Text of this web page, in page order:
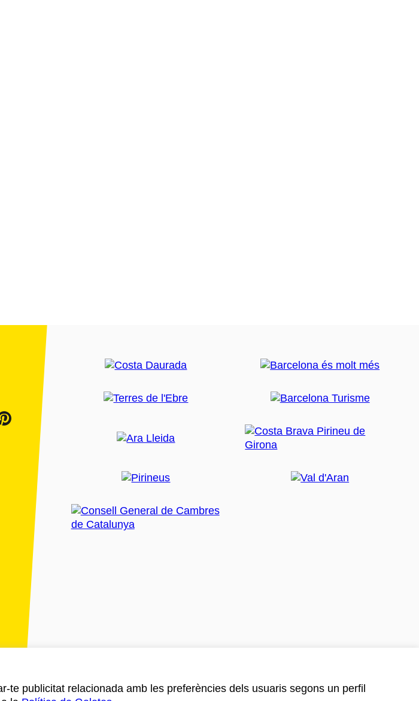
publicitat relacionada amb les preferències dels usuaris segons un perfil